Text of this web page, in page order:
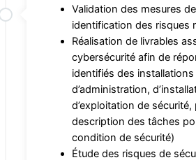
Validation des mesures
identification des risques
Réalisation de livrables
cybersécurité afin de
identifiés des
d’administration,
d’exploitation de
description des tâches
condition de sécurité)
Étude des risques de